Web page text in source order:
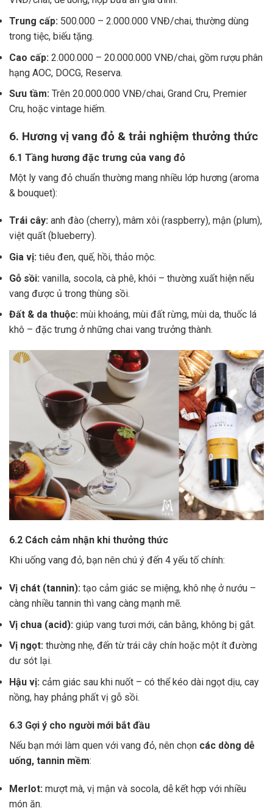
Trung cấp: 500.000 – 2.000.000 VNĐ/chai, thường dùng
trong tiệc, biếu tặng.
Cao cấp: 2.000.000 – 20.000.000 VNĐ/chai, gồm rượu phân
hạng AOC, DOCG, Reserva.
Sưu tầm: Trên 20.000.000 VNĐ/chai, Grand Cru, Premier
Cru, hoặc vintage hiếm.
6. Hương vị vang đỏ & trải nghiệm thưởng thức
6.1 Tầng hương đặc trưng của vang đỏ
Một ly vang đỏ chuẩn thường mang nhiều lớp hương (aroma
& bouquet):
Trái cây: anh đào (cherry), mâm xôi (raspberry), mận (plum),
việt quất (blueberry).
Gia vị: tiêu đen, quế, hồi, thảo mộc.
Gỗ sồi: vanilla, socola, cà phê, khói – thường xuất hiện nếu
vang được ủ trong thùng sồi.
Đất & da thuộc: mùi khoáng, mùi đất rừng, mùi da, thuốc lá
khô – đặc trưng ở những chai vang trưởng thành.
6.2 Cách cảm nhận khi thưởng thức
Khi uống vang đỏ, bạn nên chú ý đến 4 yếu tố chính:
Vị chát (tannin): tạo cảm giác se miệng, khô nhẹ ở nướu –
càng nhiều tannin thì vang càng mạnh mẽ.
Vị chua (acid): giúp vang tươi mới, cân bằng, không bị gắt.
Vị ngọt: thường nhẹ, đến từ trái cây chín hoặc một ít đường
dư sót lại.
Hậu vị: cảm giác sau khi nuốt – có thể kéo dài ngọt dịu, cay
nồng, hay phảng phất vị gỗ sồi.
6.3 Gợi ý cho người mới bắt đầu
Nếu bạn mới làm quen với vang đỏ, nên chọn các dòng dễ
uống, tannin mềm:
Merlot: mượt mà, vị mận và socola, dễ kết hợp với nhiều
món ăn.